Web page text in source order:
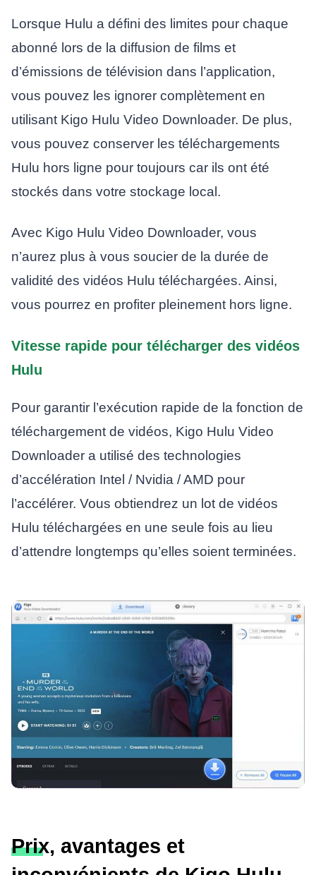
Lorsque Hulu a défini des limites pour chaque
abonné lors de la diffusion de films et
d’émissions de télévision dans l’application,
vous pouvez les ignorer complètement en
utilisant Kigo Hulu Video Downloader. De plus,
vous pouvez conserver les téléchargements
Hulu hors ligne pour toujours car ils ont été
stockés dans votre stockage local.
Avec Kigo Hulu Video Downloader, vous
n’aurez plus à vous soucier de la durée de
validité des vidéos Hulu téléchargées. Ainsi,
vous pourrez en profiter pleinement hors ligne.
Vitesse rapide pour télécharger des vidéos
Hulu
Pour garantir l’exécution rapide de la fonction de
téléchargement de vidéos, Kigo Hulu Video
Downloader a utilisé des technologies
d’accélération Intel / Nvidia / AMD pour
l’accélérer. Vous obtiendrez un lot de vidéos
Hulu téléchargées en une seule fois au lieu
d’attendre longtemps qu’elles soient terminées.
Prix, avantages et